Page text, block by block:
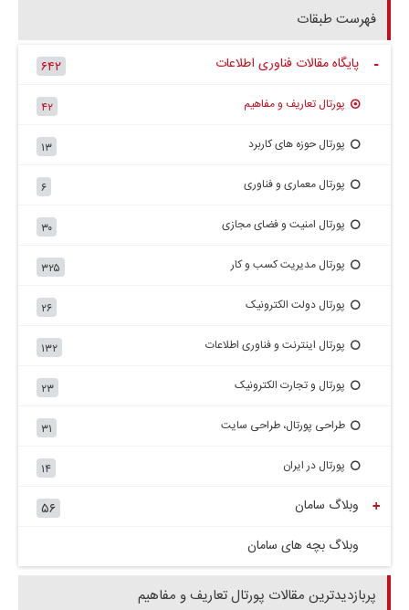
فهرست طبقات
پایگاه مقالات فناوری اطلاعات ۶۴۲
پورتال تعاریف و مفاهیم
۴۲
پورتال حوزه های کاربرد
۱۳
پورتال معماری و فناوری
۶
پورتال امنیت و فضای مجازی
۳۰
پورتال مدیریت کسب و کار
۳۲۵
پورتال دولت الکترونیک
۲۶
پورتال اینترنت و فناوری اطلاعات
۱۳۲
پورتال و تجارت الکترونیک
۲۳
طراحی پورتال، طراحی سایت
۳۱
پورتال در ایران
۱۴
+ وبلاگ سامان
۵۶
وبلاگ بچه های سامان
پربازدیدترین مقالات پورتال تعاریف و مفاهیم